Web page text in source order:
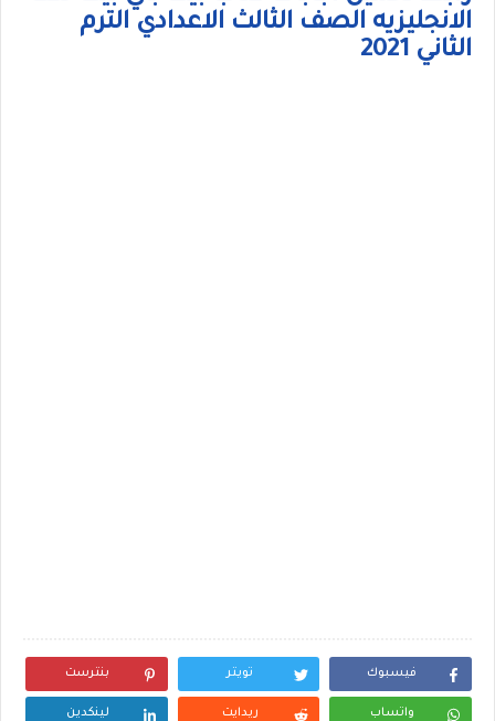
الانجليزيه الصف الثالث الاعدادي الترم
الثاني 2021
فيسبوك تويتر بنترست
واتساب ريدايت لينكدين